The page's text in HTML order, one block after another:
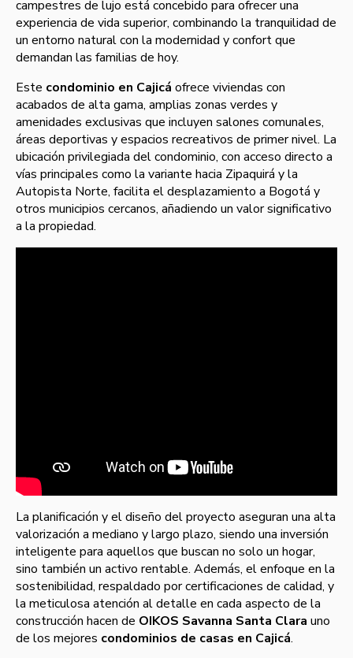
campestres de lujo está concebido para ofrecer una
experiencia de vida superior, combinando la tranquilidad de
un entorno natural con la modernidad y confort que
demandan las familias de hoy.
Este condominio en Cajicá ofrece viviendas con
acabados de alta gama, amplias zonas verdes y
amenidades exclusivas que incluyen salones comunales,
áreas deportivas y espacios recreativos de primer nivel. La
ubicación privilegiada del condominio, con acceso directo a
vías principales como la variante hacia Zipaquirá y la
Autopista Norte, facilita el desplazamiento a Bogotá y
otros municipios cercanos, añadiendo un valor significativo
a la propiedad.
La planificación y el diseño del proyecto aseguran una alta
valorización a mediano y largo plazo, siendo una inversión
inteligente para aquellos que buscan no solo un hogar,
sino también un activo rentable. Además, el enfoque en la
sostenibilidad, respaldado por certificaciones de calidad, y
la meticulosa atención al detalle en cada aspecto de la
construcción hacen de OIKOS Savanna Santa Clara uno
de los mejores condominios de casas en Cajicá.